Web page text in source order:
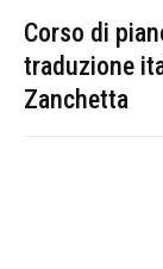
Corso di
traduzione
Zanchetta